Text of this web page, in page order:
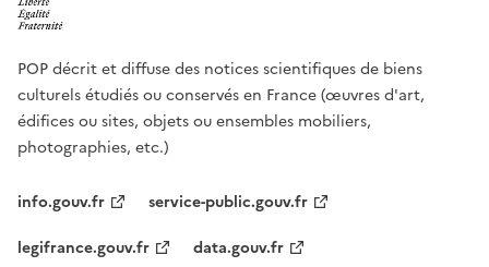
POP décrit et diffuse des notices scientifiques de biens
culturels étudiés ou conservés en France (œuvres d'art,
édifices ou sites, objets ou ensembles mobiliers,
photographies, etc.)
info.gouv.fr
service-public.gouv.fr
legifrance.gouv.fr
data.gouv.fr